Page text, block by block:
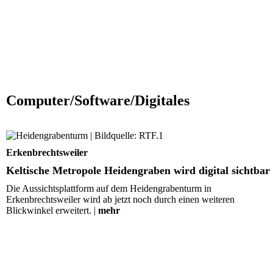
Computer/Software/Digitales
Keltische Metropole Heidengraben wird digital sichtbar
Erkenbrechtsweiler
Keltische Metropole Heidengraben wird digital sichtbar
Die Aussichtsplattform auf dem Heidengrabenturm in
Erkenbrechtsweiler wird ab jetzt noch durch einen weiteren
Blickwinkel erweitert. | mehr